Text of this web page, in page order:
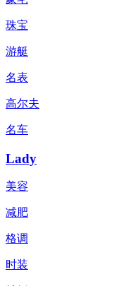
珠宝
游艇
名表
高尔夫
名车
Lady
美容
减肥
格调
时装